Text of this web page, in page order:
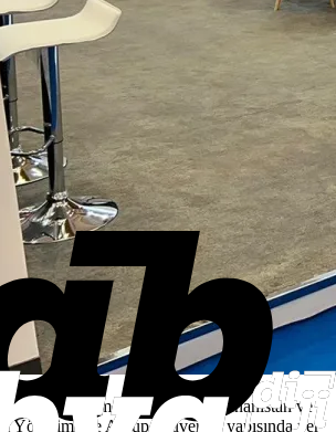
dâhil edilmesi konusunda Yunanistan ve
Yönetimi ise Avrupa güvenlik yapısında yer